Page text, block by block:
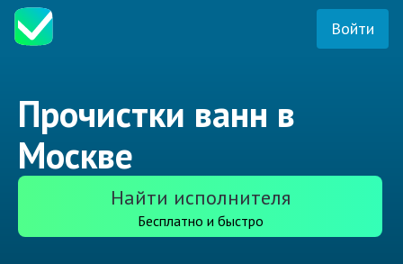
Войти
Прочистки ванн в
Москве
Найти исполнителя
Бесплатно и быстро